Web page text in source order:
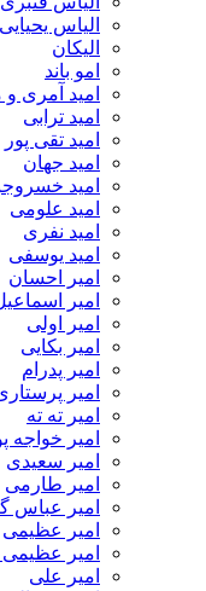
الیاس یحیایی
امو باند
امید آمری و مجتبی
امید ترابی
امید تقی پور
امید جهان
امید خسروجردی
امید علومی
امید نفری
امید یوسفی
امیر احسان
امیر اسماعیل صدفی
امیر اولی
امیر بکایی
امیر پدرام
امیر پرستاری
امیر ته ته
امیر خواجه پور
امیر سعیدی
امیر طارمی
امیر عباس گلاب
امیر عظیمی
امیر عظیمی و میلاد
امیر علی